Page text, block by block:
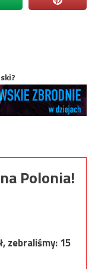
Polonia!
zebraliśmy:15